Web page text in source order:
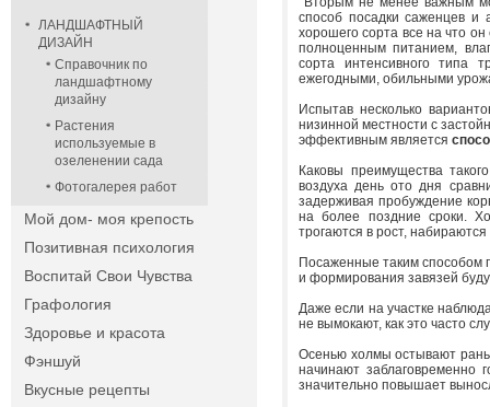
ЛАНДШАФТНЫЙ
ДИЗАЙН
Справочник по
ландшафтному
дизайну
Растения
используемые в
озеленении сада
Фотогалерея работ
Мой дом- моя крепость
Позитивная психология
Воспитай Свои Чувства
Графология
Здоровье и красота
Фэншуй
Вкусные рецепты
способ посадки саженцев и
хорошего сорта все на что
полноценным питанием,
сорта интенсивного типа
ежегодными, обильными
Испытав несколько
низинной местности с
эффективным является
Каковы преимущества
воздуха день ото дня
задерживая пробуждение
на более поздние сроки.
трогаются в рост,
Посаженные таким способом
и формирования завязей
Даже если на участке
не вымокают, как это часто
Осенью холмы остывают
начинают заблаговременно
значительно повышает